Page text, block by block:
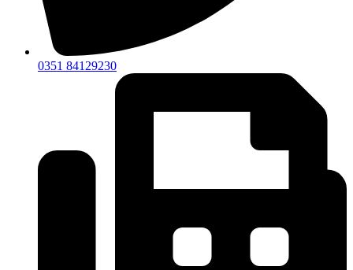
0351 84129230